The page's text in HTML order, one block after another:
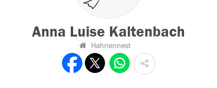
Anna Luise Kaltenbach
Hahnennest